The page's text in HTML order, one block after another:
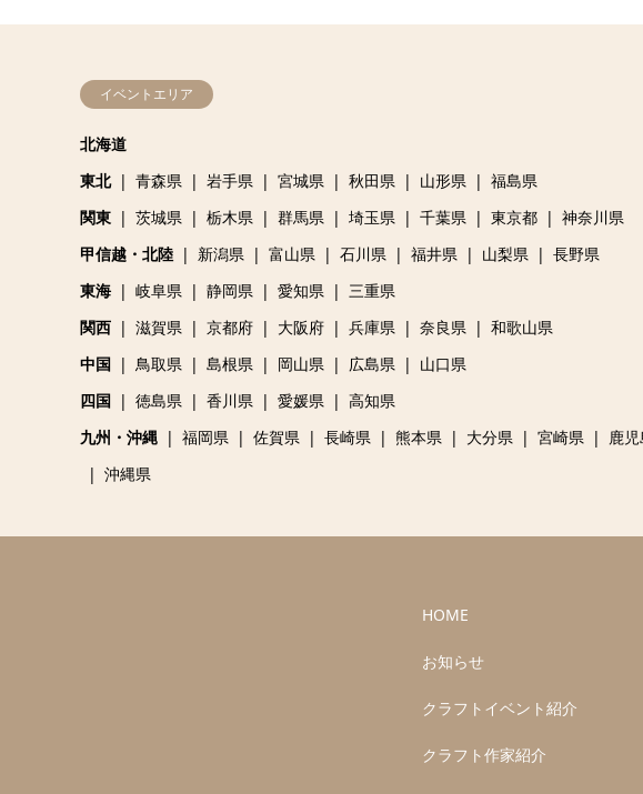
イベントエリア
北海道
東北
青森県 岩手県 宮城県 秋田県 山形県
福島県
関東
茨城県 栃木県 群馬県 埼玉県 千葉県 東京都
神奈川県
甲信越・北陸
新潟県 富山県 石川県 福井県 山梨県
長野県
東海
岐阜県 静岡県 愛知県
三重県
関西
滋賀県 京都府 大阪府 兵庫県 奈良県
和歌山県
中国
鳥取県 島根県 岡山県 広島県
山口県
四国
徳島県 香川県 愛媛県
高知県
九州・沖縄
福岡県 佐賀県 長崎県 熊本県 大分県 宮崎県
鹿
沖縄県
HOME
お知らせ
クラフトイベント紹介
クラフト作家紹介